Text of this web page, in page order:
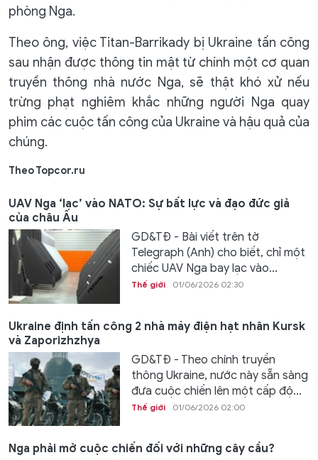
phòng Nga.
Theo ông, việc Titan-Barrikady bị Ukraine tấn công
sau nhận được thông tin mật từ chính một cơ quan
truyền thông nhà nước Nga, sẽ thật khó xử nếu
trừng phạt nghiêm khắc những người Nga quay
phim các cuộc tấn công của Ukraine và hậu quả của
chúng.
Theo Topcor.ru
UAV Nga ‘lạc’ vào NATO: Sự bất lực và đạo đức giả
của châu Âu
GD&TĐ - Bài viết trên tờ
Telegraph (Anh) cho biết, chỉ một
chiếc UAV Nga bay lạc vào...
Thế giới 01/06/2026 02:30
Ukraine định tấn công 2 nhà máy điện hạt nhân Kursk
và Zaporizhzhya
GD&TĐ - Theo chính truyền
thông Ukraine, nước này sẵn sàng
đưa cuộc chiến lên một cấp độ...
Thế giới 01/06/2026 02:00
Nga phải mở cuộc chiến đối với những cây cầu?